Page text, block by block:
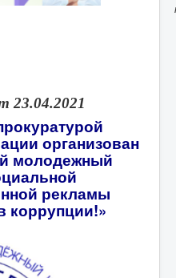
23.04.2021
организован
молодежный
рекламы
коррупции!»